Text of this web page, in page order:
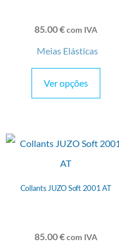
85.00€ com IVA
Meias Elásticas
Ver opções
Collants JUZO Soft 2001 AT
85.00€ com IVA